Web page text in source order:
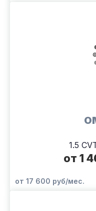
1.5
от 1
от 17 600 руб/мес.